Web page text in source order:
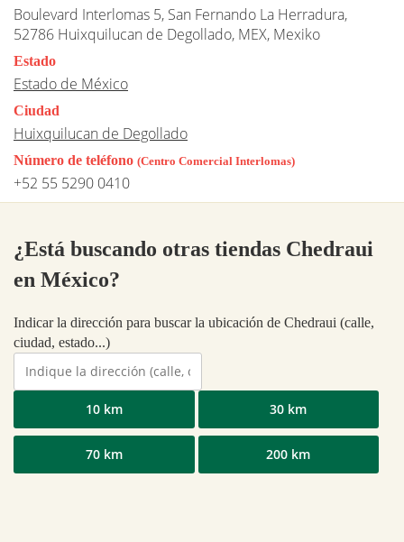
Boulevard Interlomas 5, San Fernando La Herradura,
52786 Huixquilucan de Degollado, MEX, Mexiko
Estado
Estado de México
Ciudad
Huixquilucan de Degollado
Número de teléfono (Centro Comercial Interlomas)
+52 55 5290 0410
¿Está buscando otras tiendas Chedraui
en México?
Indicar la dirección para buscar la ubicación de Chedraui (calle,
ciudad, estado...)
10 km 30 km
70 km 200 km